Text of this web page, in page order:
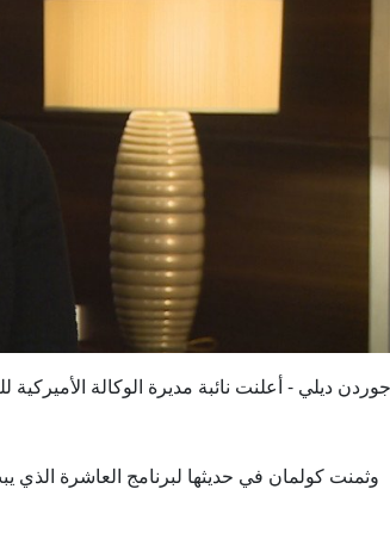
وثمنت كولمان في حديثها لبرنامج العاشرة الذي